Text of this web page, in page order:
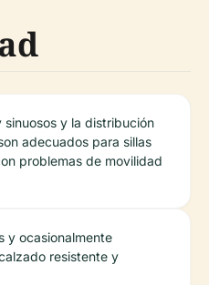
sinuosos y la distribución
adecuados para sillas
problemas de movilidad
y ocasionalmente
resistente y